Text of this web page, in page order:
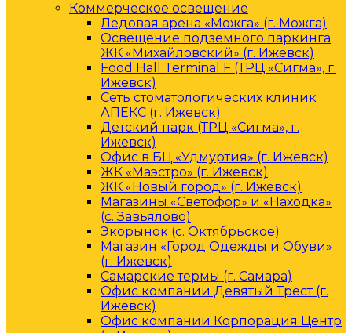
Коммерческое освещение
Ледовая арена «Можга» (г. Можга)
Освещение подземного паркинга
ЖК «Михайловский» (г. Ижевск)
Food Hall Terminal F (ТРЦ «Сигма», г.
Ижевск)
Сеть стоматологических клиник
АПЕКС (г. Ижевск)
Детский парк (ТРЦ «Сигма», г.
Ижевск)
Офис в БЦ «Удмуртия» (г. Ижевск)
ЖК «Маэстро» (г. Ижевск)
ЖК «Новый город» (г. Ижевск)
Магазины «Светофор» и «Находка»
(с. Завьялово)
Экорынок (с. Октябрьское)
Магазин «Город Одежды и Обуви»
(г. Ижевск)
Самарские термы (г. Самара)
Офис компании Девятый Трест (г.
Ижевск)
Офис компании Корпорация Центр